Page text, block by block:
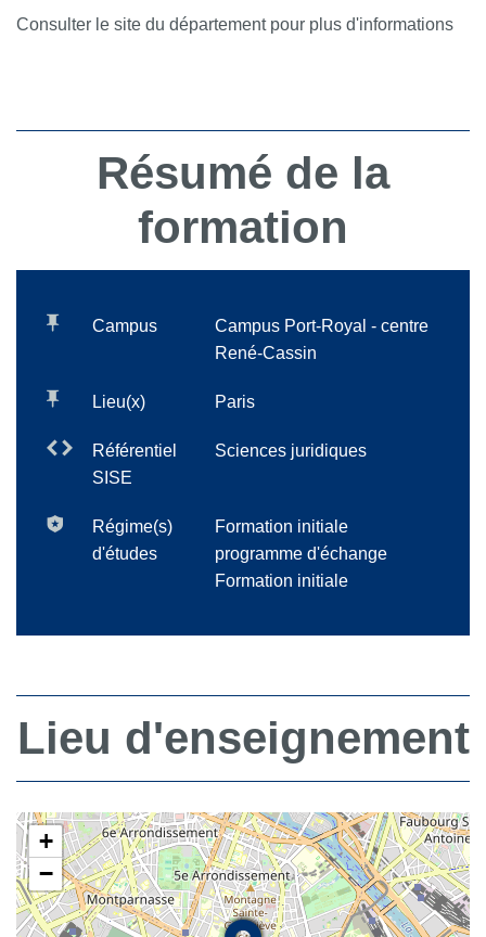
Consulter le site du département pour plus d'informations
Résumé de la
formation
Campus
Campus Port-Royal - centre
René-Cassin
Lieu(x) Paris
Référentiel
SISE
Sciences juridiques
Régime(s)
d'études
Formation initiale
programme d'échange
Formation initiale
Lieu d'enseignement
+
−